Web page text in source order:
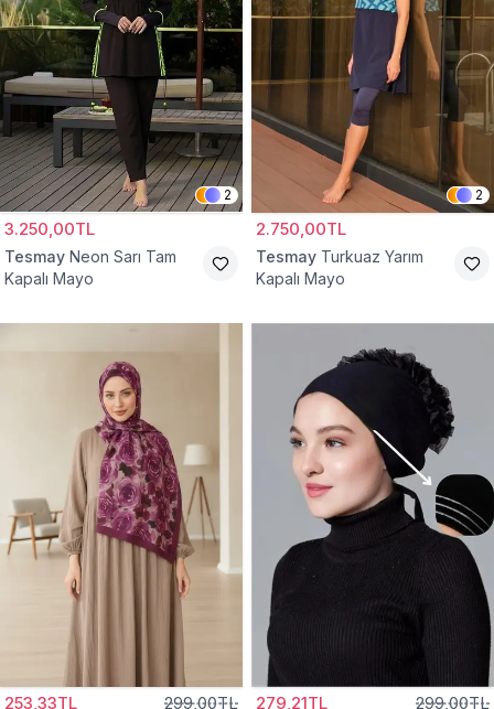
2
3.250,00TL
Tesmay Neon Sarı Tam
Kapalı Mayo
2
2.750,00TL
Tesmay Turkuaz Yarım
Kapalı Mayo
253,33TL 299,00TL 279,21TL 299,00TL